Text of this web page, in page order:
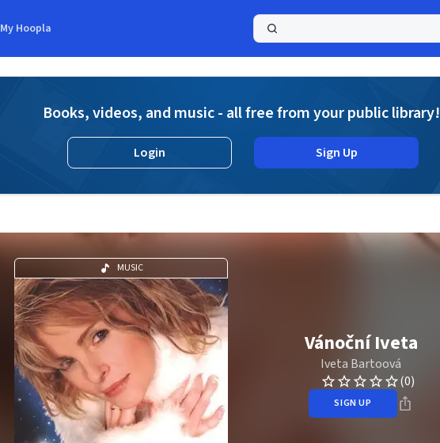
My Hoopla
Books, videos, and music - all free from your public library!
Login Sign Up
MUSIC
Vánoční Iveta
Iveta Bartoová
(0)
SIGN UP